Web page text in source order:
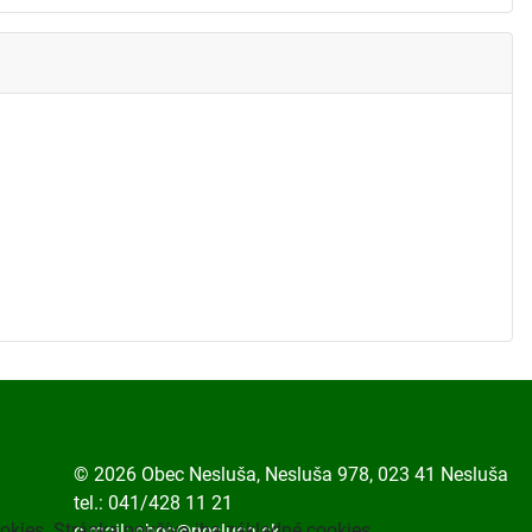
© 2026 Obec Nesluša, Nesluša 978, 023 41 Nesluša
tel.: 041/428 11 21